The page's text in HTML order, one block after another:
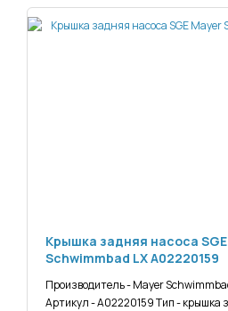
Крышка задняя насоса
Schwimmbad LX A02220159
Производитель - Mayer
Артикул - A02220159 Тип - крышка